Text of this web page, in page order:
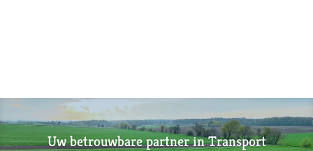
Uw betrouwbare partner in Transport